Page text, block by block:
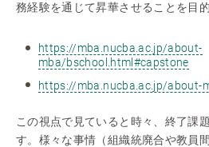
務経験を通じて昇華させることを目
https://mba.nucba.ac.jp/about-
mba/bschool.html#capstone
https://mba.nucba.ac.jp/about-
この視点で見ていると時々、終了課
す。様々な事情（組織統廃合や教員